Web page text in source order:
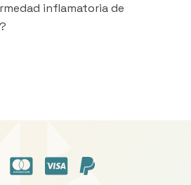
inflamatoria de